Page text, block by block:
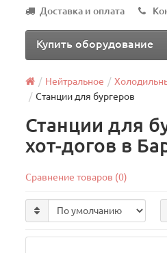
Доставка и оплата
Купить оборудование
Нейтральное
Станции для бургеров
Станции для
хот-догов в
Сравнение товаров (0)